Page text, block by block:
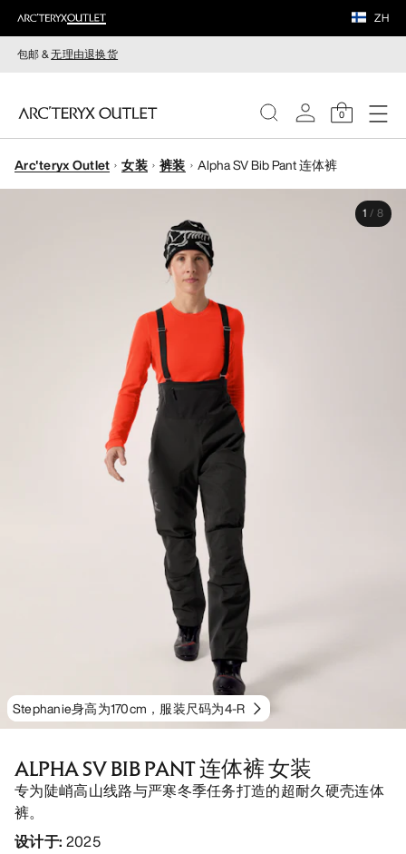
ZH
包邮 &无理由退换货
0
女装
Arc'teryx Outlet 女装 裤装 Alpha SV Bib Pant 连体裤
Stephanie身高为170cm，服装尺码为4-R
1 / 8
ALPHA SV BIB PANT 连体裤 女装
专为陡峭高山线路与严寒冬季任务打造的超耐久硬壳连体
裤。
设计于: 2025